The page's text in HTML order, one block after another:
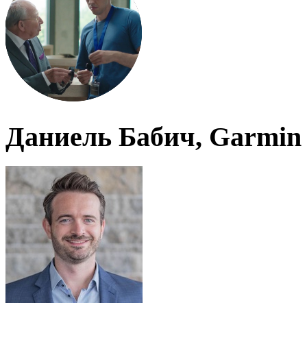
Даниель Бабич, Garmin